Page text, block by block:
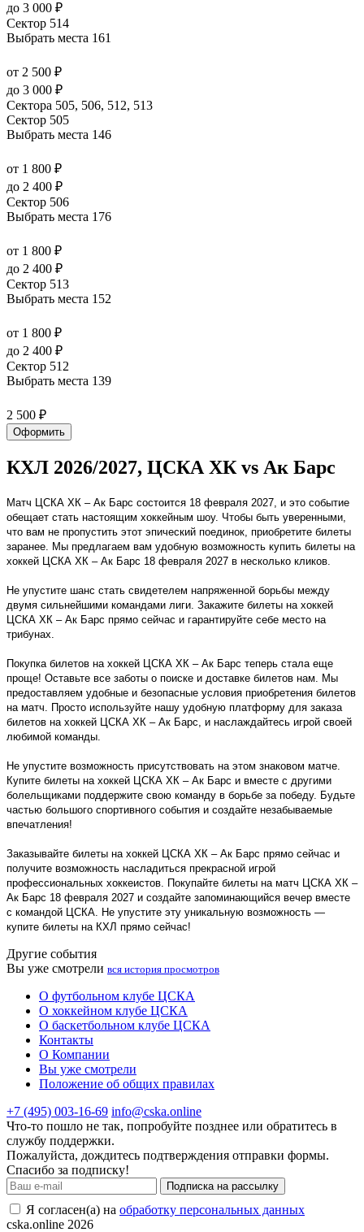
до 3 000 ₽
Сектор 514
Выбрать места 161
от 2 500 ₽
до 3 000 ₽
Сектора 505, 506, 512, 513
Сектор 505
Выбрать места 146
от 1 800 ₽
до 2 400 ₽
Сектор 506
Выбрать места 176
от 1 800 ₽
до 2 400 ₽
Сектор 513
Выбрать места 152
от 1 800 ₽
до 2 400 ₽
Сектор 512
Выбрать места 139
2 500 ₽
Оформить
КХЛ 2026/2027, ЦСКА ХК vs Ак Барс
Матч ЦСКА ХК – Ак Барс состоится 18 февраля 2027, и это событие
обещает стать настоящим хоккейным шоу. Чтобы быть уверенными,
что вам не пропустить этот эпический поединок, приобретите билеты
заранее. Мы предлагаем вам удобную возможность купить билеты на
хоккей ЦСКА ХК – Ак Барс 18 февраля 2027 в несколько кликов.
Не упустите шанс стать свидетелем напряженной борьбы между
двумя сильнейшими командами лиги. Закажите билеты на хоккей
ЦСКА ХК – Ак Барс прямо сейчас и гарантируйте себе место на
трибунах.
Покупка билетов на хоккей ЦСКА ХК – Ак Барс теперь стала еще
проще! Оставьте все заботы о поиске и доставке билетов нам. Мы
предоставляем удобные и безопасные условия приобретения билетов
на матч. Просто используйте нашу удобную платформу для заказа
билетов на хоккей ЦСКА ХК – Ак Барс, и наслаждайтесь игрой своей
любимой команды.
Не упустите возможность присутствовать на этом знаковом матче.
Купите билеты на хоккей ЦСКА ХК – Ак Барс и вместе с другими
болельщиками поддержите свою команду в борьбе за победу. Будьте
частью большого спортивного события и создайте незабываемые
впечатления!
Заказывайте билеты на хоккей ЦСКА ХК – Ак Барс прямо сейчас и
получите возможность насладиться прекрасной игрой
профессиональных хоккеистов. Покупайте билеты на матч ЦСКА ХК –
Ак Барс 18 февраля 2027 и создайте запоминающийся вечер вместе
с командой ЦСКА. Не упустите эту уникальную возможность —
купите билеты на КХЛ прямо сейчас!
Другие события
Вы уже смотрели вся история просмотров
О футбольном клубе ЦСКА
О хоккейном клубе ЦСКА
О баскетбольном клубе ЦСКА
Контакты
О Компании
Вы уже смотрели
Положение об общих правилах
+7 (495) 003-16-69 info@cska.online
Что-то пошло не так, попробуйте позднее или обратитесь в
службу поддержки.
Пожалуйста, дождитесь подтверждения отправки формы.
Спасибо за подписку!
Подписка на рассылку
Я согласен(а) на обработку персональных данных
cska.online 2026